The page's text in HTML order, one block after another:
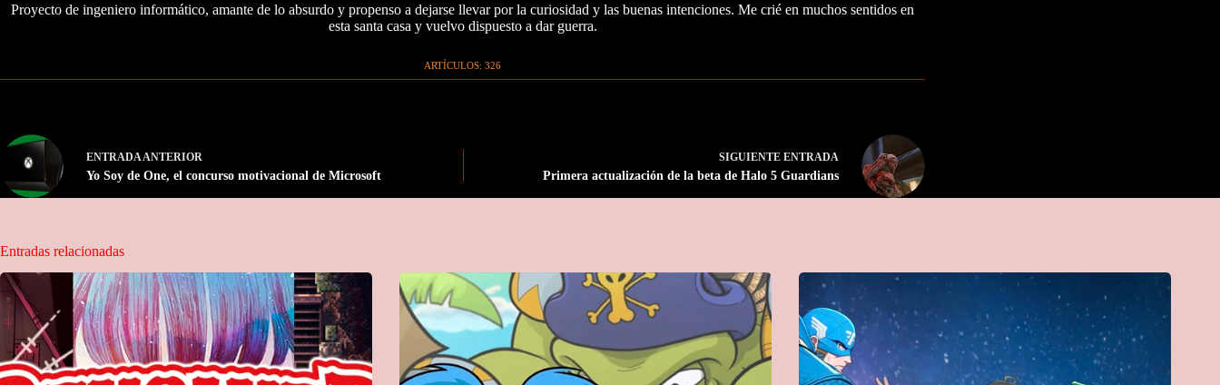
Proyecto de ingeniero informático, amante de lo absurdo y propenso a dejarse llevar por la curiosidad y las buenas intenciones. Me crié en muchos sentidos en
esta santa casa y vuelvo dispuesto a dar guerra.
ARTÍCULOS: 326
ENTRADAANTERIOR
Yo Soy de One, el concurso motivacional de Microsoft
SIGUIENTEENTRADA
Primera actualización de la beta de Halo 5 Guardians
Entradas relacionadas